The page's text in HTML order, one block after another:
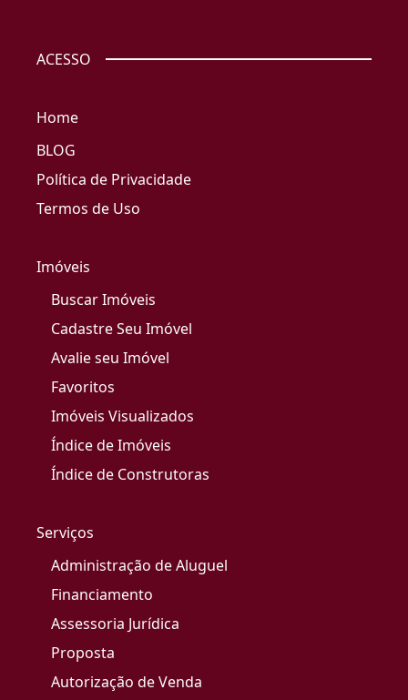
ACESSO
Home
BLOG
Política de Privacidade
Termos de Uso
Imóveis
Buscar Imóveis
Cadastre Seu Imóvel
Avalie seu Imóvel
Favoritos
Imóveis Visualizados
Índice de Imóveis
Índice de Construtoras
Serviços
Administração de Aluguel
Financiamento
Assessoria Jurídica
Proposta
Autorização de Venda